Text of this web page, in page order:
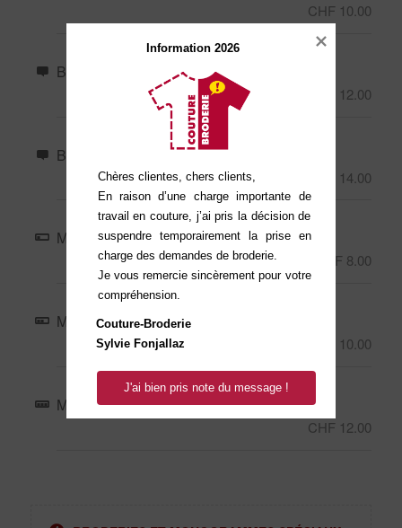
CHF 10.00
Broderie : Moyen (par défault)
CHF 12.00
Broderie : Grande
CHF 14.00
Monogramme : Jusqu’à 5 caractères
CHF 8.00
Monogramme : Jusqu’à 10 caractères
CHF 10.00
Monogramme : Supérieure à 10 caractères
CHF 12.00
Information 2026
Chères clientes, chers clients,
En raison d’une charge importante de
travail en couture, j’ai pris la décision de
suspendre temporairement la prise en
charge des demandes de broderie.
Je vous remercie sincèrement pour votre
compréhension.
Couture-Broderie
Sylvie Fonjallaz
J'ai bien pris note du message !